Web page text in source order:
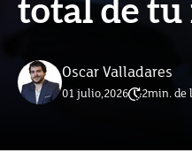
total de tu
Oscar Valladares
01 julio,2026 2min. de